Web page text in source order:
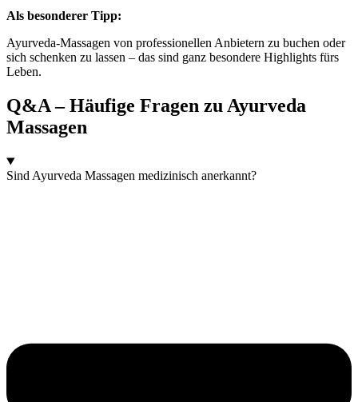
Als besonderer Tipp:
Ayurveda-Massagen von professionellen Anbietern zu buchen oder
sich schenken zu lassen – das sind ganz besondere Highlights fürs
Leben.
Q&A – Häufige Fragen zu Ayurveda
Massagen
Sind Ayurveda Massagen medizinisch anerkannt?